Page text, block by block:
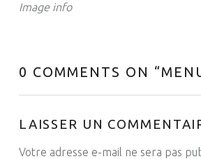
Image info
0 COMMENTS ON “
LAISSER UN
Votre adresse e-mail ne sera pas